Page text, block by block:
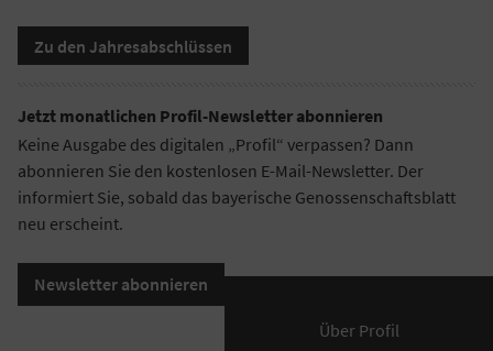
Zu den Jahresabschlüssen
Jetzt monatlichen Profil-Newsletter abonnieren
Keine Ausgabe des digitalen „Profil“ verpassen? Dann
abonnieren Sie den kostenlosen E-Mail-Newsletter. Der
informiert Sie, sobald das bayerische Genossenschaftsblatt
neu erscheint.
Newsletter abonnieren
Über Profil